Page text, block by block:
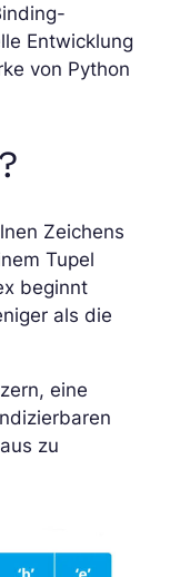
Entwicklung
von Python
Zeichens
Tupel
beginnt
als die
eine
aus zu